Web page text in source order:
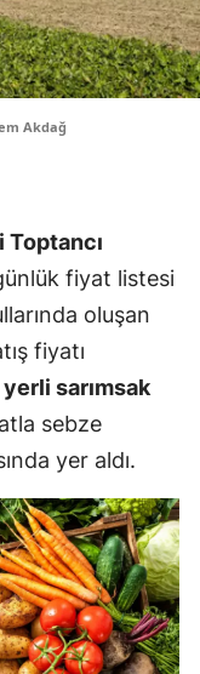
Akdağ
fiyat listesi
oluşan
fiyatı
yerli sarımsak
sebze
yer aldı.